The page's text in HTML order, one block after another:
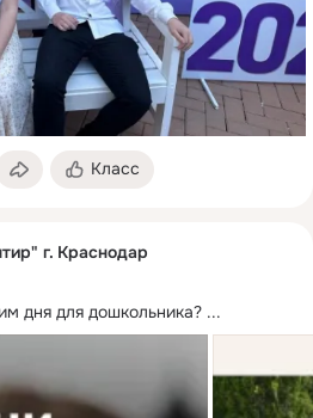
Класс
г. Краснодар
дня для дошкольника? ...